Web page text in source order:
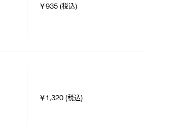
￥935 (税込)
￥1,320 (税込)